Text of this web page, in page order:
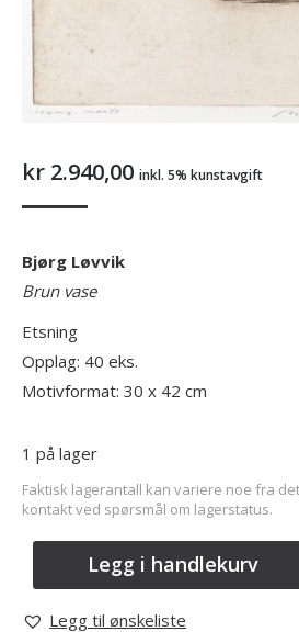
kr 2.940,00 inkl. 5% kunstavgift
Bjørg Løvvik
Brun vase
Etsning
Opplag: 40 eks.
Motivformat: 30 x 42 cm
1 på lager
Faktisk lagerantall kan variere noe fra
kontakt ved spørsmål om lagerstatus.
Legg i handlekurv
Legg til ønskeliste